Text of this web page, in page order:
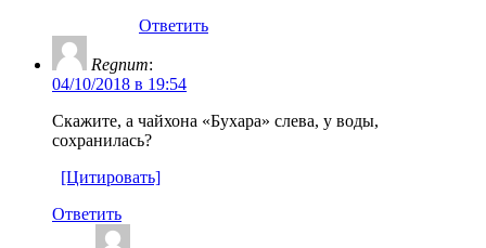
Ответить
Regnum:
04/10/2018 в 19:54
Скажите, а чайхона «Бухара» слева, у воды,
сохранилась?
[Цитировать]
Ответить